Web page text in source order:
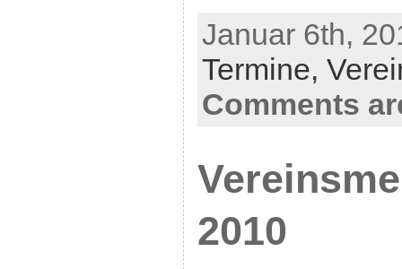
Januar 6th,
Termine,
Comments
2010